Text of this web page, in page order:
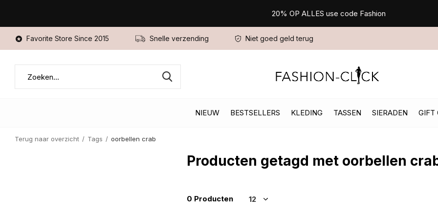
NIEUW BESTSELLERS KLEDING TASSEN SIERADEN GIFT
Favorite Store Since 2015 Snelle verzending Niet goed geld terug
20% OP ALLES use code Fashion
Terug naar overzicht Tags oorbellen crab
Producten getagd met oorbellen
0 Producten